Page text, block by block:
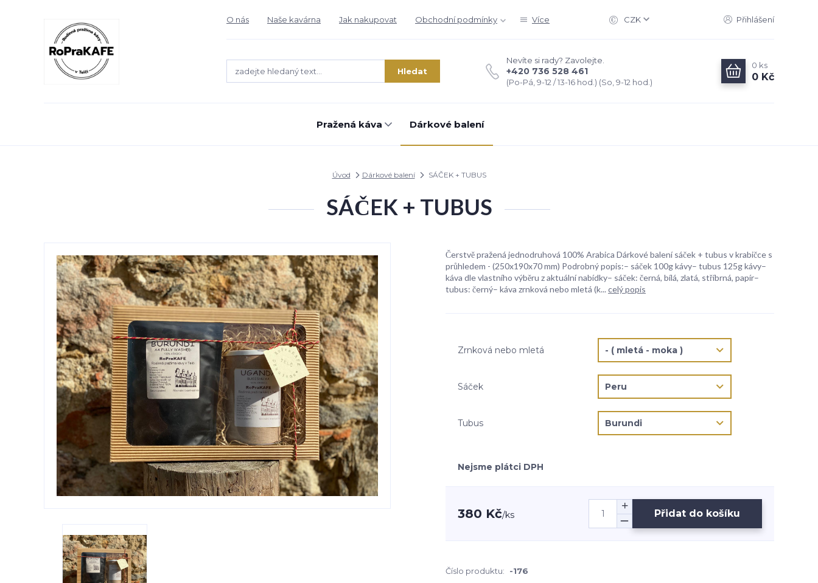
O nás Naše kavárna Jak nakupovat Obchodní podmínky Více CZK Přihlášení
Hledat
Nevíte si rady? Zavolejte.
+420 736 528 461
(Po-Pá, 9-12 / 13-16 hod.) (So, 9-12 hod.)
0 ks
0 Kč
Pražená káva Dárkové balení
Úvod Dárkové balení SÁČEK + TUBUS
SÁČEK + TUBUS
Čerstvě pražená jednodruhová 100% Arabica Dárkové balení sáček + tubus v krabičce s
průhledem - (250x190x70 mm) Podrobný popis:– sáček 100g kávy– tubus 125g kávy–
káva dle vlastního výběru z aktuální nabídky– sáček: černá, bílá, zlatá, stříbrná, papír–
tubus: černý– káva zrnková nebo mletá (k... celý popis
Zrnková nebo mletá
Sáček
Tubus
Nejsme plátci DPH
380 Kč/ks Přidat do košíku
Číslo produktu: -176